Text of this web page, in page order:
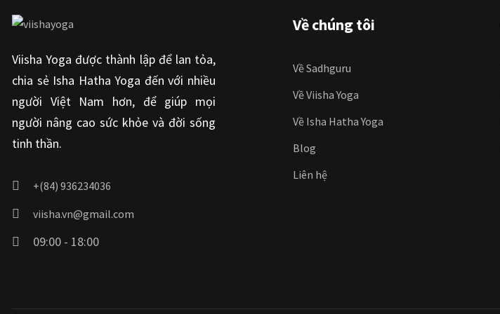
Viisha Yoga được thành lập để lan tỏa,
chia sẻ Isha Hatha Yoga đến với nhiều
người Việt Nam hơn, để giúp mọi
người nâng cao sức khỏe và đời sống
tinh thần.
+(84) 936234036
viisha.vn@gmail.com
09:00 - 18:00
Về chúng tôi
Về Sadhguru
Về Viisha Yoga
Về Isha Hatha Yoga
Blog
Liên hệ